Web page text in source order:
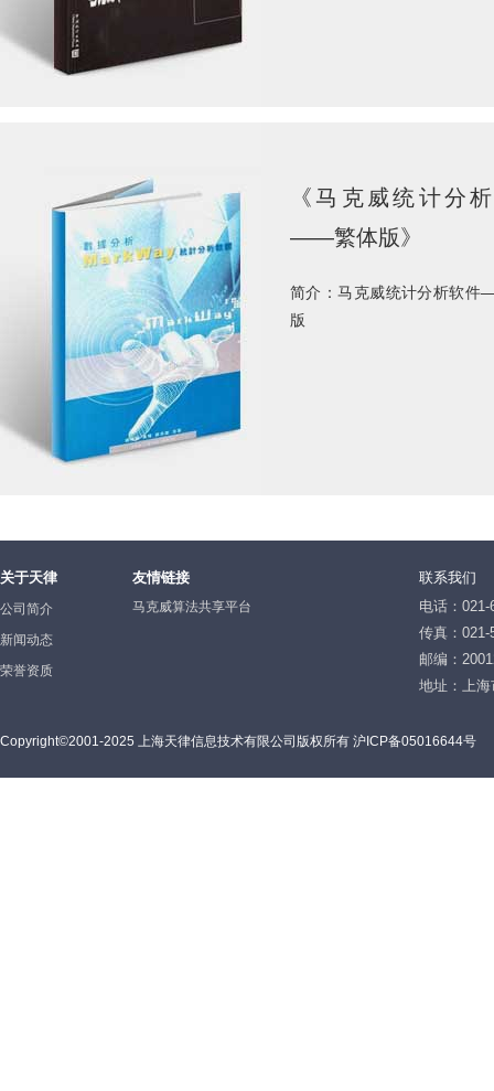
《马克威统计分
——繁体版》
简介：马克威统计分析软
版
关于天律
公司简介
新闻动态
荣誉资质
友情链接
马克威算法共享平台
联系我们
电话：021-
传真：021-
邮编：
地址：上
Copyright©2001-2025 上海天律信息技术有限公司版权所有 沪ICP备05016644号